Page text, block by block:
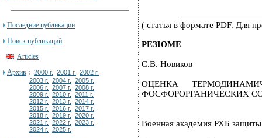
Последние публикации
Поиск публикаций
Articles
Архив : 2000 г. 2001 г.
2002 г.
2003 г.
2004 г.
2005 г.
2006 г.
2007 г.
2008 г.
2009 г.
2010 г.
2011 г.
2012 г.
2013 г.
2014 г.
2015 г.
2016 г.
2017 г.
2018 г.
2019 г.
2020 г.
2021 г.
2022 г.
2023 г.
2024 г.
2025 г.
( статья в формате PDF. Для
РЕЗЮМЕ
С.В. Новиков
ОЦЕНКА
ФОСФОРОРГАНИЧЕСКИХ
Военная академия РХБ защиты